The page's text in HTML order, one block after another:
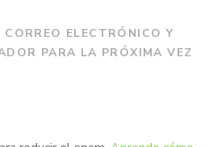
ELECTRÓNICO Y
PARA LA PRÓXIMA VEZ